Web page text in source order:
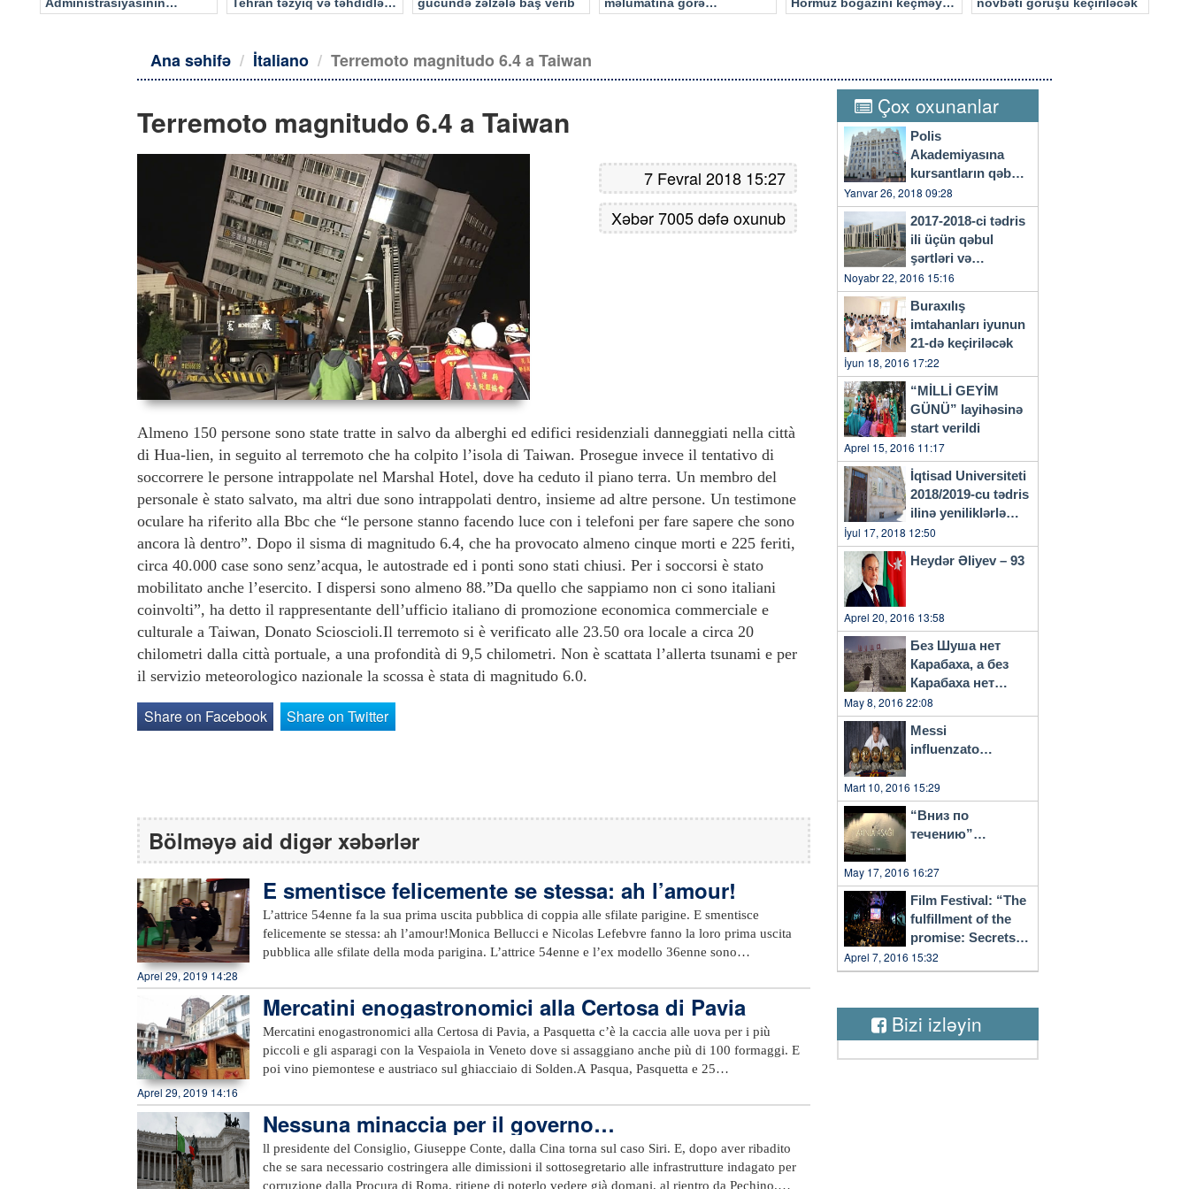
Ana səhifə İtaliano Terremoto magnitudo 6.4 a Taiwan
Terremoto magnitudo 6.4 a Taiwan
7 Fevral 2018 15:27
Xəbər 7005 dəfə oxunub
Almeno 150 persone sono state tratte in salvo da alberghi ed edifici residenziali danneggiati nella città
di Hua-lien, in seguito al terremoto che ha colpito l’isola di Taiwan. Prosegue invece il tentativo di
soccorrere le persone intrappolate nel Marshal Hotel, dove ha ceduto il piano terra. Un membro del
personale è stato salvato, ma altri due sono intrappolati dentro, insieme ad altre persone. Un testimone
oculare ha riferito alla Bbc che “le persone stanno facendo luce con i telefoni per fare sapere che sono
ancora là dentro”. Dopo il sisma di magnitudo 6.4, che ha provocato almeno cinque morti e 225 feriti,
circa 40.000 case sono senz’acqua, le autostrade ed i ponti sono stati chiusi. Per i soccorsi è stato
mobilitato anche l’esercito. I dispersi sono almeno 88.”Da quello che sappiamo non ci sono italiani
coinvolti”, ha detto il rappresentante dell’ufficio italiano di promozione economica commerciale e
culturale a Taiwan, Donato Scioscioli.Il terremoto si è verificato alle 23.50 ora locale a circa 20
chilometri dalla città portuale, a una profondità di 9,5 chilometri. Non è scattata l’allerta tsunami e per
il servizio meteorologico nazionale la scossa è stata di magnitudo 6.0.
Share on Facebook Share on Twitter
Bölməyə aid digər xəbərlər
E smentisce felicemente se stessa: ah l’amour!
L’attrice 54enne fa la sua prima uscita pubblica di coppia alle sfilate parigine. E smentisce
felicemente se stessa: ah l’amour!Monica Bellucci e Nicolas Lefebvre fanno la loro prima uscita
pubblica alle sfilate della moda parigina. L’attrice 54enne e l’ex modello 36enne sono
aveva detto: “Mai con uno di 20 anni più giovane di me”. In fondo è stata onesta: lui ne ha “solo”
18 di meno.Al Grand Palais di Parigi addobbato in stile alpino per la sfilata di Chanel del prossimo
autunno inverno, tra finti fiocchi di neve e le modelle in lacrime per la scomparsa del guru della
maison, Karl Lagerfeld, arriva la coppia più paparazzata. Belli, coordinati nel look e innamorati.
Lei ha due figlie, Deva e Leonie, avute con l’ex marito Vincent Cassel (tra poco di nuovo papà: , e
se molto attraente”, aveva sentenziato Monica quando il suo ex la scorsa estate si è risposato con
la giovanissima ed esplosiva Tina Kunakey, con la quale ha ben 31 anni di differenza. E
invece… Ah, l’amour.
Aprel 29, 2019 14:28
Mercatini enogastronomici alla Certosa di Pavia
Mercatini enogastronomici alla Certosa di Pavia, a Pasquetta c’è la caccia alle uova per i più
piccoli e gli asparagi con la Vespaiola in Veneto dove si assaggiano anche più di 100 formaggi. E
poi vino piemontese e austriaco sul ghiacciaio di Solden.A Pasqua, Pasquetta e 25
agricola a chilometro sincero nella vetrina del farmers’ market della Certosa. Un calendario ricco
visto che in occasione del lungo Ponte di Pasqua al 25 aprile avrà in calendario una tripletta
giocata in casa alla Certosa di Pavia. Dalle 9 alle 18 il farmers’ market della Certosa raccoglie una
selezione del meglio delle tipicità enogastronomiche provenienti dal triangolo del gusto delle
province di Pavia, Milano ed Alessandria, oltre ad alcuni produttori extra-regione.Un’occasione
Aprel 29, 2019 14:16
Nessuna minaccia per il governo…
ll presidente del Consiglio, Giuseppe Conte, dalla Cina torna sul caso Siri. E, dopo aver ribadito
che se sara necessario costringera alle dimissioni il sottosegretario alle infrastrutture indagato per
corruzione dalla Procura di Roma, ritiene di poterlo vedere già domani, al rientro da Pechino.
Çox oxunanlar
Polis
Akademiyasına
kursantların qəbulu
başlayıb
Yanvar 26, 2018 09:28
2017-2018-ci tədris
ili üçün qəbul
şərtləri və
qaydaları…
Noyabr 22, 2016 15:16
Buraxılış
imtahanları iyunun
21-də keçiriləcək
İyun 18, 2016 17:22
“MİLLİ GEYİM
GÜNÜ” layihəsinə
start verildi
Aprel 15, 2016 11:17
İqtisad Universiteti
2018/2019-cu tədris
ilinə yeniliklərlə
başlayacaq
İyul 17, 2018 12:50
Heydər Əliyev – 93
Aprel 20, 2016 13:58
Без Шуша нет
Карабаха, а без
Карабаха нет
Азербайджана…
May 8, 2016 22:08
Messi
influenzato…
Mart 10, 2016 15:29
“Вниз по
течению”…
May 17, 2016 16:27
Film Festival: “The
fulfillment of the
promise: Secrets
of Vilnius”
Aprel 7, 2016 15:32
Bizi izləyin